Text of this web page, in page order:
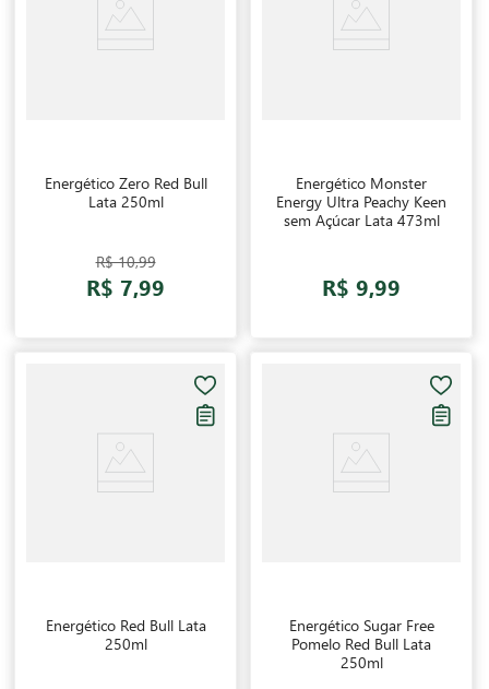
Energético Zero Red Bull
Lata 250ml
R$ 10,99
R$ 7,99
Energético Monster
Energy Ultra Peachy Keen
sem Açúcar Lata 473ml
R$ 9,99
Energético Red Bull Lata
250ml
Energético Sugar Free
Pomelo Red Bull Lata
250ml